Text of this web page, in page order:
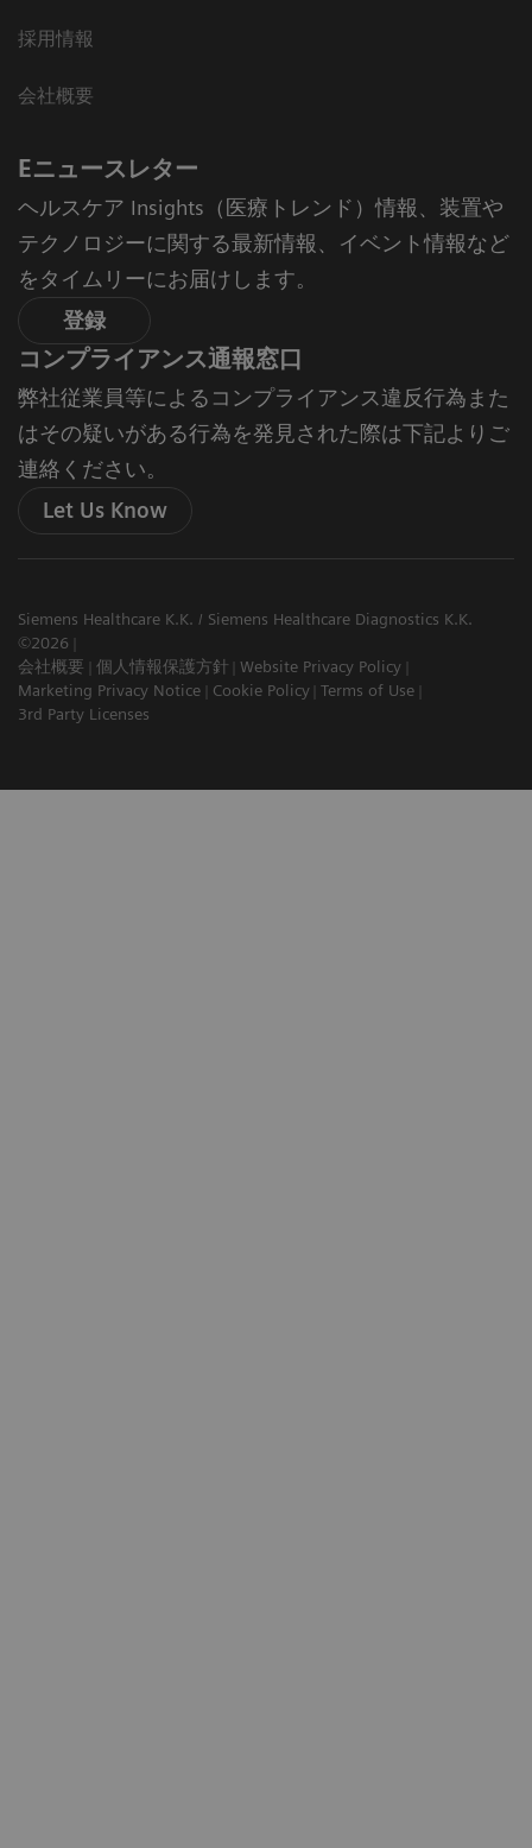
採用情報
会社概要
Eニュースレター
ヘルスケア Insights（医療トレンド）情報、装置や
テクノロジーに関する最新情報、イベント情報など
をタイムリーにお届けします。
登録
コンプライアンス通報窓口
弊社従業員等によるコンプライアンス違反行為また
はその疑いがある行為を発見された際は下記よりご
連絡ください。
Let Us Know
Siemens Healthcare K.K. / Siemens Healthcare Diagnostics K.K.
©2026
会社概要
個人情報保護方針
Website Privacy Policy
Marketing Privacy Notice
Cookie Policy Terms of Use
3rd Party Licenses